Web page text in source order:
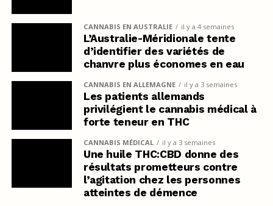
CANNABIS EN AUSTRALIE il y a 4 semaines
L’Australie-Méridionale tente
d’identifier des variétés de
chanvre plus économes en eau
CANNABIS EN ALLEMAGNE il y a 3 semaines
Les patients allemands
privilégient le cannabis médical à
forte teneur en THC
CANNABIS MÉDICAL il y a 3 semaines
Une huile THC:CBD donne des
résultats prometteurs contre
l’agitation chez les personnes
atteintes de démence